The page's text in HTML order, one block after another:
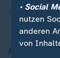
• Social
nutzen
anderen
von